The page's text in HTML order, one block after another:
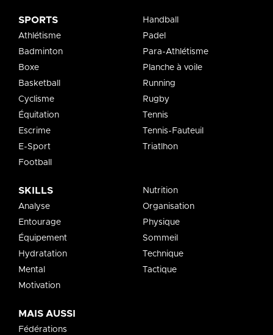
SPORTS
Athlétisme
Badminton
Boxe
Basketball
Cyclisme
Équitation
Escrime
E-Sport
Football
Handball
Padel
Para-Athlétisme
Planche à voile
Running
Rugby
Tennis
Tennis-Fauteuil
Triatlhon
SKILLS
Analyse
Entourage
Équipement
Hydratation
Mental
Motivation
Nutrition
Organisation
Physique
Sommeil
Technique
Tactique
MAIS AUSSI
Fédérations